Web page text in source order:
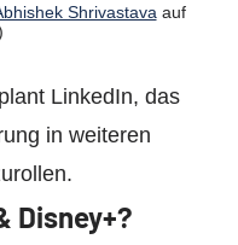
Shrivastava auf
LinkedIn, das
in weiteren
Disney+?